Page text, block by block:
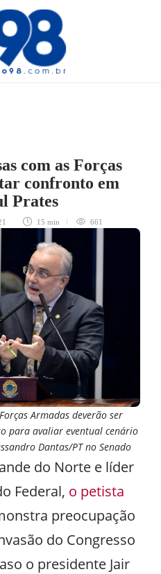
com as Forças
confronto em
Prates
15 min 661
Armadas deverão ser
para avaliar eventual cenário
Dantas/PT no Senado
do Norte e líder
Federal, o petista
preocupação
do Congresso
o presidente Jair